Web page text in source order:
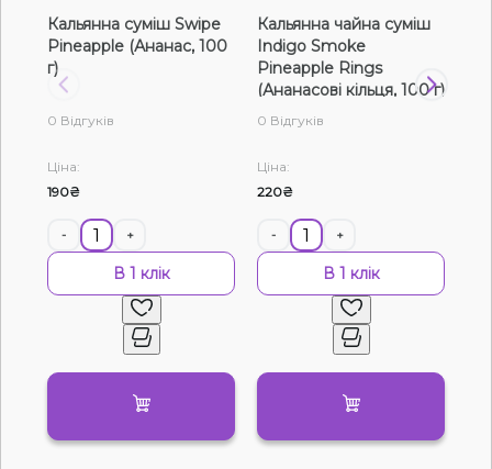
Рідини для електронних сигарет
Подарункові набори
Немає у наявності
Тютюн Unity Pineapple candy (Ананасові
Кальянна суміш Swipe
Pineapple (Ананас, 100
г)
0 Відгуків
Ціна:
190₴
- +
В 1 клік
Кальянна чайна суміш
Indigo Smoke
Pineapple Rings
(Ананасові кільця, 100 г)
0 Відгуків
Ціна:
220₴
- +
В 1 клік